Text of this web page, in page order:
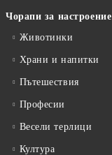
Чорапи за настроение
Животинки
Храни и напитки
Пътешествия
Професии
Весели терлици
Култура